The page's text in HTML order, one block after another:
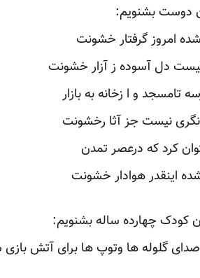
دوست بشنویم:
امروز گرفتار خشونت‏
دل آسوده ز آزار خشونت
تامسجد و ا زخانه به بازار‏
نیست جز آثا رخشونت
کرد که درعصر تمدن
اینقدر هوادار خشونت
کودک چهارده ساله بشنویم:
گلوله ها وتوپ ها برای آتش